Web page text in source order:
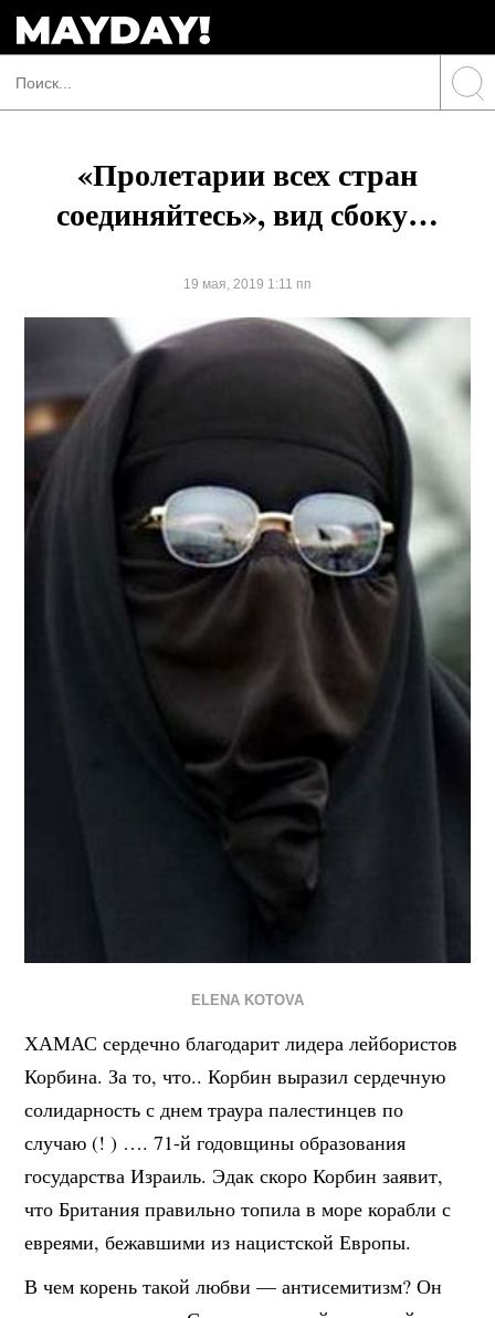
«Пролетарии всех стран
соединяйтесь», вид сбоку…
19 мая, 2019 1:11 пп
ELENA KOTOVA
ХАМАС сердечно благодарит лидера лейбористов
Корбина. За то, что.. Корбин выразил сердечную
солидарность с днем траура палестинцев по
случаю (! ) …. 71-й годовщины образования
государства Израиль. Эдак скоро Корбин заявит,
что Британия правильно топила в море корабли с
евреями, бежавшими из нацистской Европы.
В чем корень такой любви — антисемитизм? Он